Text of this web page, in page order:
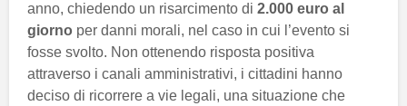
anno, chiedendo un risarcimento di 2.000 euro al
giorno per danni morali, nel caso in cui l’evento si
fosse svolto. Non ottenendo risposta positiva
attraverso i canali amministrativi, i cittadini hanno
deciso di ricorrere a vie legali, una situazione che